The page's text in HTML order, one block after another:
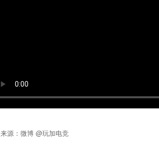
来源：微博 @玩加电竞